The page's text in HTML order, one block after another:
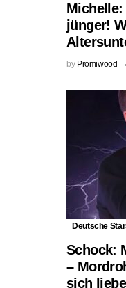
jünger!
by Promiwood
Deutsche
Schock:
–
sich